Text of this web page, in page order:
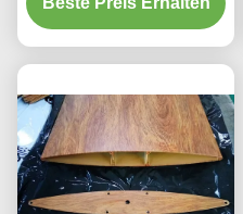
Breite für Fassade und